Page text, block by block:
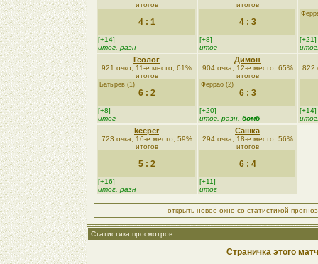
итогов
4 : 1
[+14]
итог, разн
итогов
4 : 3
[+8]
итог
[+21]
Геолог
921 очко, 11-е место, 61%
итогов
Батырев (1)
6 : 2
[+8]
итог
Димон
904 очка, 12-е место, 65%
итогов
Феррао (2)
6 : 3
[+20]
итог, разн, бомб
822
[+14]
keeper
723 очка, 16-е место, 59%
итогов
5 : 2
[+16]
итог, разн
Сашка
294 очка, 18-е место, 56%
итогов
6 : 4
[+11]
итог
открыть новое окно со статистикой
Статистика просмотров
Страничка этого